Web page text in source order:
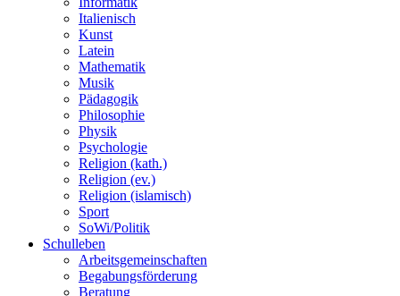
Italienisch
Kunst
Latein
Mathematik
Musik
Pädagogik
Philosophie
Physik
Psychologie
Religion (kath.)
Religion (ev.)
Religion (islamisch)
Sport
SoWi/Politik
Schulleben
Arbeitsgemeinschaften
Begabungsförderung
Beratung